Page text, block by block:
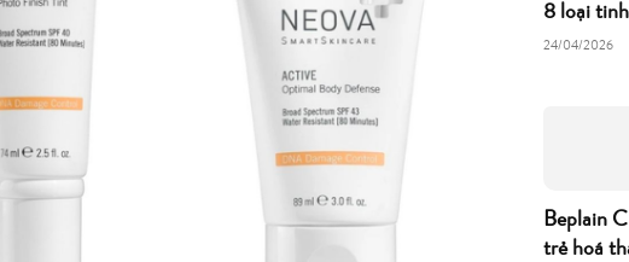
8 loại
24/04/2026
Beplain
trẻ hoá